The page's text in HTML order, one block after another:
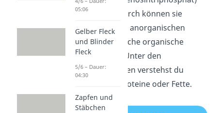
umwandeln. Dadurch können sie
aus energiearmen anorganischen
Stoffen energiereiche organische
Stoffe aufbauen. Unter den
organischen Stoffen verstehst du
Kohlenhydrate, Proteine oder Fette.
05:06
Gelber Fleck
und Blinder
Fleck
5/6 – Dauer:
04:30
Zapfen und
Stäbchen